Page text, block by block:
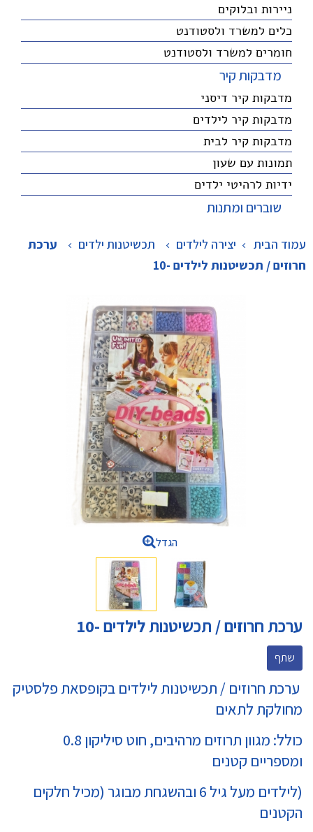
ניירות ובלוקים
כלים למשרד ולסטודנט
חומרים למשרד ולסטודנט
מדבקות קיר
מדבקות קיר דיסני
מדבקות קיר לילדים
מדבקות קיר לבית
תמונות עם שעון
ידיות לרהיטי ילדים
שוברים ומתנות
עמוד הבית יצירה לילדים > תכשיטנות ילדים >
ערכת
חרוזים / תכשיטנות לילדים -10
הגדל
ערכת חרוזים / תכשיטנות לילדים -10
שתף
ערכת חרוזים / תכשיטנות לילדים בקופסאת פלסטיק
מחולקת לתאים
כולל: מגוון תרוזים מרהיבים, חוט סיליקון 0.8
ומספריים קטנים
(לילדים מעל גיל 6 ובהשגחת מבוגר (מכיל חלקים
הקטנים